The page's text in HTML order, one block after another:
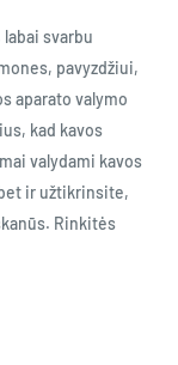
svarbu
pavyzdžiui,
aparato valymo
kad kavos
valydami kavos
ir užtikrinsite,
Rinkitės